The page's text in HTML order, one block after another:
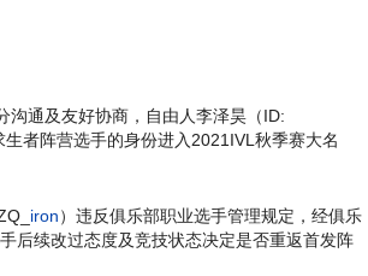
沟通及友好协商，自由人李泽昊（ID:
者阵营选手的身份进入2021IVL秋季赛大名
iron）违反俱乐部职业选手管理规定，经俱乐
后续改过态度及竞技状态决定是否重返首发阵